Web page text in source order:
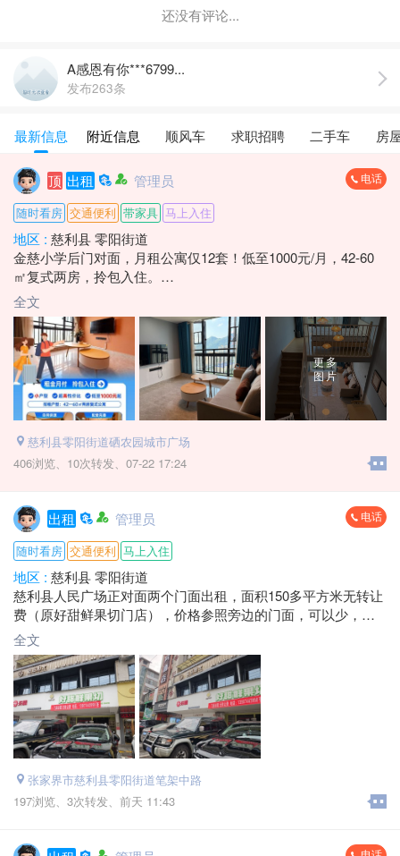
还没有评论...
A感恩有你***6799...
发布263条
最新信息 附近信息 顺风车 求职招聘 二手车 房
顶 出租 管理员 电话
随时看房 交通便利 带家具 马上入住
地区 : 慈利县 零阳街道
金慈小学后门对面，月租公寓仅12套！低至1000元/月，42-60
㎡复式两房，拎包入住。
手慢无☎️：*****8836 莫女士
全文
更多
图片
慈利县零阳街道硒农园城市广场
406浏览、 10次转发、 07-22 17:24
出租 管理员 电话
随时看房 交通便利 马上入住
地区 : 慈利县 零阳街道
慈利县人民广场正对面两个门面出租，面积150多平方米无转让
费（原好甜鲜果切门店），价格参照旁边的门面，可以少，有
心租，可以面谈！黄金地段，机会不多别错过！
地址：慈利县金慈商业街原好甜鲜果切门店
电话：*****3998 福歌
全文
张家界市慈利县零阳街道笔架中路
197浏览、 3次转发、 前天 11:43